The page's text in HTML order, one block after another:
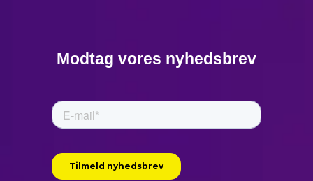
Modtag vores nyhedsbrev